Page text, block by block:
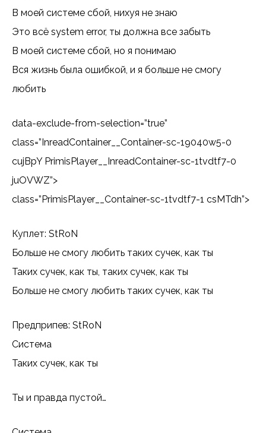
В моей системе сбой, нихуя не знаю
Это всё system error, ты должна все забыть
В моей системе сбой, но я понимаю
Вся жизнь была ошибкой, и я больше не смогу
любить
data-exclude-from-selection=”true”
class=”InreadContainer__Container-sc-19040w5-0
cujBpY PrimisPlayer__InreadContainer-sc-1tvdtf7-0
juOVWZ”>
class=”PrimisPlayer__Container-sc-1tvdtf7-1 csMTdh”>
Куплет: StRoN
Больше не смогу любить таких сучек, как ты
Таких сучек, как ты, таких сучек, как ты
Больше не смогу любить таких сучек, как ты
Предприпев: StRoN
Система
Таких сучек, как ты
Ты и правда пустой…